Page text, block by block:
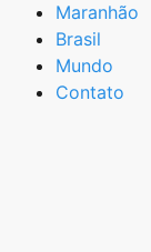
Maranhão
Brasil
Mundo
Contato